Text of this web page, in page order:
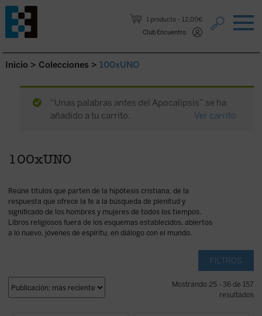
1 producto
12,00€
Club Encuentro
Saltar al contenido.
Inicio > Colecciones > 100xUNO
“Unas palabras antes del Apocalipsis” se ha
añadido a tu carrito.
Ver carrito
100xUNO
Reúne títulos que parten de la hipótesis cristiana, de la
respuesta que ofrece la fe a la búsqueda de plenitud y
significado de los hombres y mujeres de todos los tiempos.
Libros religiosos fuera de los esquemas establecidos, abiertos
a lo nuevo, jóvenes de espíritu, en diálogo con el mundo.
FILTROS
Mostrando 25 - 36 de 157
resultados